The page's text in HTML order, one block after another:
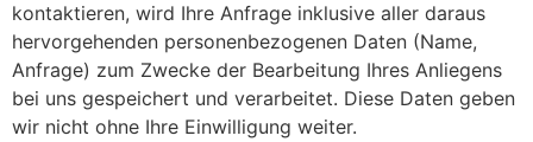
kontaktieren, wird Ihre Anfrage inklusive aller daraus
hervorgehenden personenbezogenen Daten (Name,
Anfrage) zum Zwecke der Bearbeitung Ihres Anliegens
bei uns gespeichert und verarbeitet. Diese Daten geben
wir nicht ohne Ihre Einwilligung weiter.